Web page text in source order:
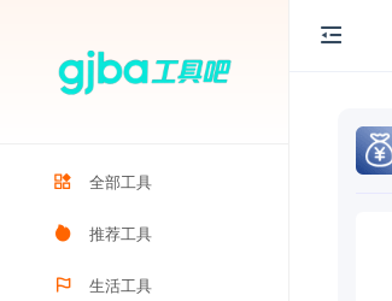
全部工具
推荐工具
生活工具